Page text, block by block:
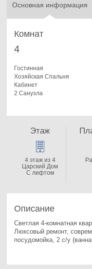
Основная информация
Комнат
4
Гостинная
Хозяйская Спальня
Кабинет
2 Санузла
Описание
Люксовый ремонт,
посудомойка, 2 с/у
Этаж
4 этаж из 4
Царский Дом
С лифтом